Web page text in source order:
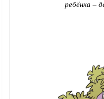
ребёнка –